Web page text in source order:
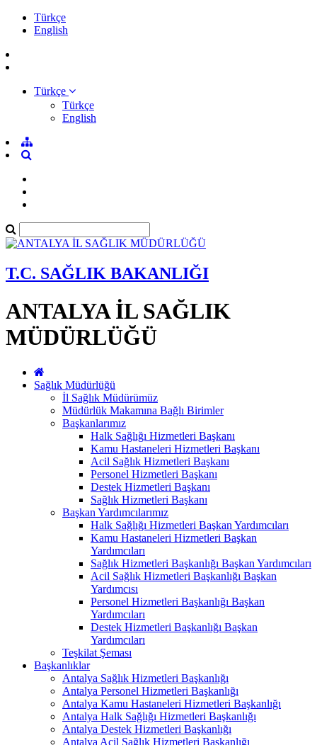
Türkçe
English
Türkçe
Türkçe
English
T.C. SAĞLIK BAKANLIĞI
ANTALYA İL SAĞLIK
MÜDÜRLÜĞÜ
Sağlık Müdürlüğü
İl Sağlık Müdürümüz
Müdürlük Makamına Bağlı Birimler
Başkanlarımız
Halk Sağlığı Hizmetleri Başkanı
Kamu Hastaneleri Hizmetleri Başkanı
Acil Sağlık Hizmetleri Başkanı
Personel Hizmetleri Başkanı
Destek Hizmetleri Başkanı
Sağlık Hizmetleri Başkanı
Başkan Yardımcılarımız
Halk Sağlığı Hizmetleri Başkan Yardımcıları
Kamu Hastaneleri Hizmetleri Başkan
Yardımcıları
Sağlık Hizmetleri Başkanlığı Başkan Yardımcıları
Acil Sağlık Hizmetleri Başkanlığı Başkan
Yardımcısı
Personel Hizmetleri Başkanlığı Başkan
Yardımcıları
Destek Hizmetleri Başkanlığı Başkan
Yardımcıları
Teşkilat Şeması
Başkanlıklar
Antalya Sağlık Hizmetleri Başkanlığı
Antalya Personel Hizmetleri Başkanlığı
Antalya Kamu Hastaneleri Hizmetleri Başkanlığı
Antalya Halk Sağlığı Hizmetleri Başkanlığı
Antalya Destek Hizmetleri Başkanlığı
Antalya Acil Sağlık Hizmetleri Başkanlığı